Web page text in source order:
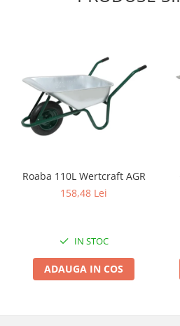
Teascuri
Zdrobitoare electrice
Zdrobitoare electrice & manuale
Zdrobitoare manuale
Articole antidaunatori gradina
Sere si solarii
Unelte altoit
Unelte manuale de gradina -
Stropitori
Masini de maturat manuale
Roaba 110L Wertcraft AGR
158,48 Lei
IN STOC
ADAUGA IN COS